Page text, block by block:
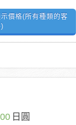
價格(所有種類的客
日圓